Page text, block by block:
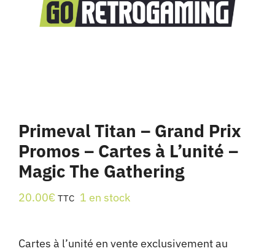
Primeval Titan – Grand Prix
Promos – Cartes à L’unité –
Magic The Gathering
20.00€ TTC 1 en stock
Cartes à l’unité en vente exclusivement au